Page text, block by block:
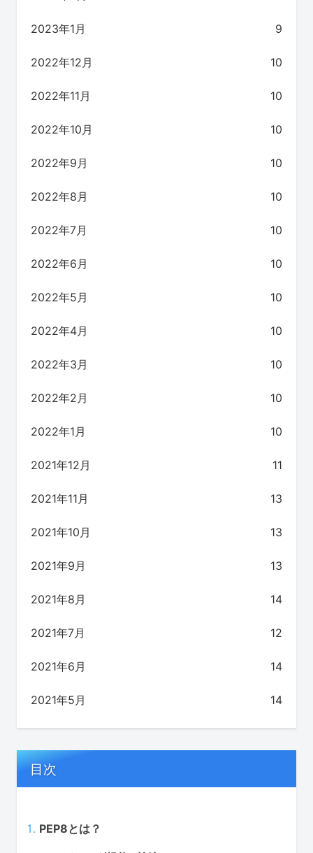
2023年1月 9
2022年12月 10
2022年11月 10
2022年10月 10
2022年9月 10
2022年8月 10
2022年7月 10
2022年6月 10
2022年5月 10
2022年4月 10
2022年3月 10
2022年2月 10
2022年1月 10
2021年12月 11
2021年11月 13
2021年10月 13
2021年9月 13
2021年8月 14
2021年7月 12
2021年6月 14
2021年5月 14
目次
PEP8とは？